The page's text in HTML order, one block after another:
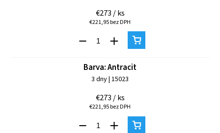
€273 / ks
€221,95 bez DPH
Barva: Antracit
3 dny| 15023
€273 / ks
€221,95 bez DPH